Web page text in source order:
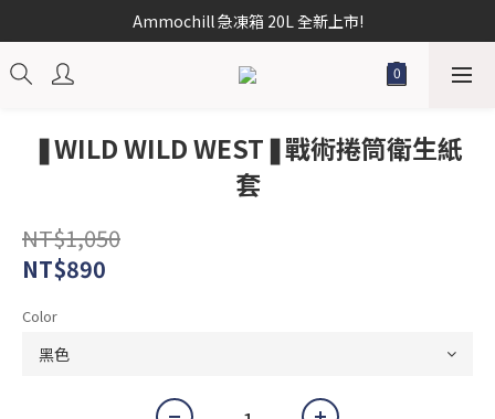
Ammochill 急凍箱 20L 全新上市!
❚WILD WILD WEST❚戰術捲筒衛生紙
套
NT$1,050
NT$890
Color